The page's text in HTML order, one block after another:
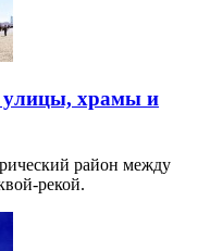
улицы, храмы и
район между
рекой.